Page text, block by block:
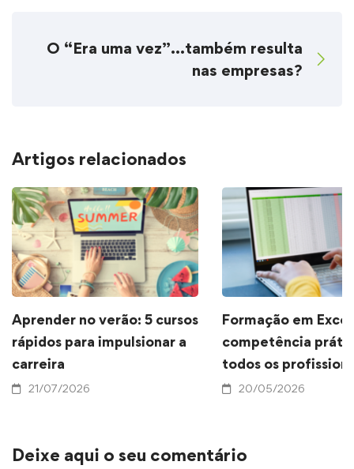
O “Era uma vez”…também resulta
nas empresas?
Artigos relacionados
Aprender no verão: 5 cursos
rápidos para impulsionar a
carreira
21/07/2026
Formação em
competência
todos os
20/05/2026
Deixe aqui o seu comentário